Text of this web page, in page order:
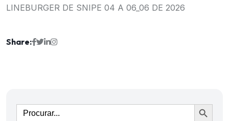
LINEBURGER DE SNIPE 04 A 06_06 DE 2026
Share:
Ir